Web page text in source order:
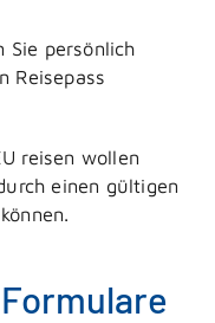
Sie persönlich
Reisepass
reisen wollen
einen gültigen